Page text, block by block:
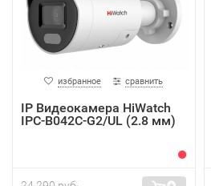
избранное сравнить
IP Видеокамера HiWatch
IPC-B042C-G2/UL (2.8 мм)